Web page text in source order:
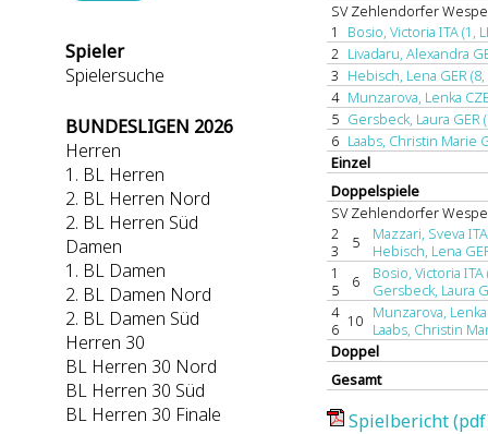
Spieler
Spielersuche
BUNDESLIGEN 2026
Herren
1. BL Herren
2. BL Herren Nord
2. BL Herren Süd
Damen
1. BL Damen
2. BL Damen Nord
2. BL Damen Süd
Herren 30
BL Herren 30 Nord
BL Herren 30 Süd
BL Herren 30 Finale
SV Zehlendorfer
1
Bosio, Victoria ITA (1,
2 Livadaru, Alexandra
3 Hebisch, Lena GER (8,
4 Munzarova, Lenka
5 Gersbeck, Laura GER
6 Laabs, Christin Marie
Einzel
Doppelspiele
SV Zehlendorfer
2
3
5
Mazzari, Sveva
Hebisch, Lena
1
5
6
Bosio, Victoria ITA
Gersbeck, Laura
4
6 10 Munzarova, Lenka
Laabs, Christin
Doppel
Gesamt
Spielbericht